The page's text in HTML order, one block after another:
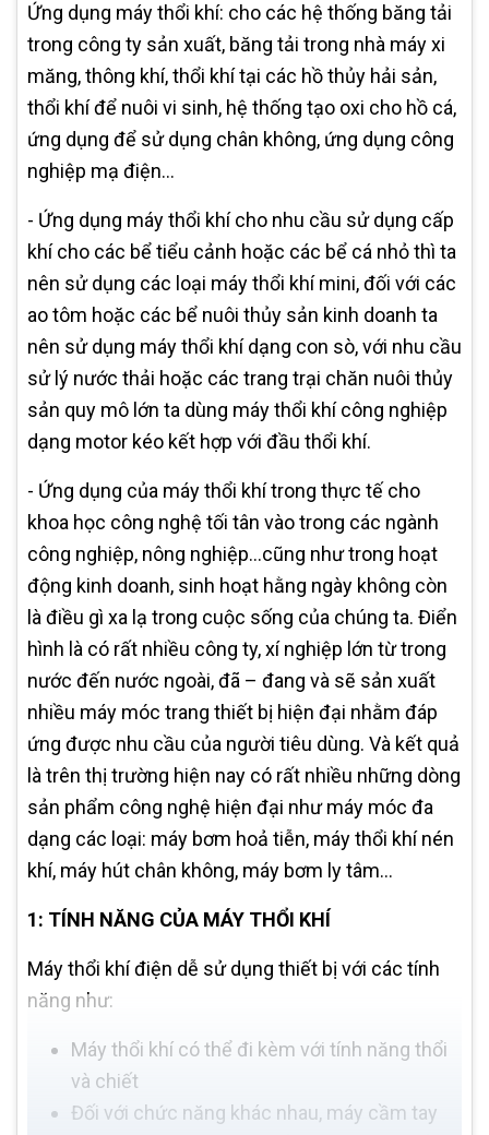
Ứng dụng máy thổi khí: cho các hệ thống băng tải
trong công ty sản xuất, băng tải trong nhà máy xi
măng, thông khí, thổi khí tại các hồ thủy hải sản,
thổi khí để nuôi vi sinh, hệ thống tạo oxi cho hồ cá,
ứng dụng để sử dụng chân không, ứng dụng công
nghiệp mạ điện…
- Ứng dụng máy thổi khí cho nhu cầu sử dụng cấp
khí cho các bể tiểu cảnh hoặc các bể cá nhỏ thì ta
nên sử dụng các loại máy thổi khí mini, đối với các
ao tôm hoặc các bể nuôi thủy sản kinh doanh ta
nên sử dụng máy thổi khí dạng con sò, với nhu cầu
sử lý nước thải hoặc các trang trại chăn nuôi thủy
sản quy mô lớn ta dùng máy thổi khí công nghiệp
dạng motor kéo kết hợp với đầu thổi khí.
- Ứng dụng của máy thổi khí trong thực tế cho
khoa học công nghệ tối tân vào trong các ngành
công nghiệp, nông nghiệp…cũng như trong hoạt
động kinh doanh, sinh hoạt hằng ngày không còn
là điều gì xa lạ trong cuộc sống của chúng ta. Điển
hình là có rất nhiều công ty, xí nghiệp lớn từ trong
nước đến nước ngoài, đã – đang và sẽ sản xuất
nhiều máy móc trang thiết bị hiện đại nhằm đáp
ứng được nhu cầu của người tiêu dùng. Và kết quả
là trên thị trường hiện nay có rất nhiều những dòng
sản phẩm công nghệ hiện đại như máy móc đa
dạng các loại: máy bơm hoả tiễn, máy thổi khí nén
khí, máy hút chân không, máy bơm ly tâm…
1: TÍNH NĂNG CỦA MÁY THỔI KHÍ
Máy thổi khí điện dễ sử dụng thiết bị với các tính
năng như:
Máy thổi khí có thể đi kèm với tính năng thổi
và chiết
Đối với chức năng khác nhau, máy cầm tay